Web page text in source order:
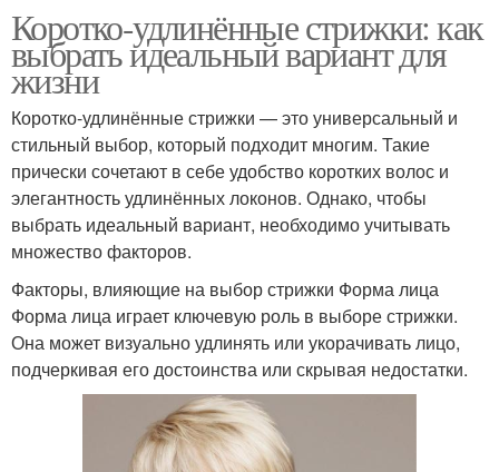
Коротко-удлинённые стрижки: как
выбрать идеальный вариант для
жизни
Коротко-удлинённые стрижки — это универсальный и
стильный выбор, который подходит многим. Такие
прически сочетают в себе удобство коротких волос и
элегантность удлинённых локонов. Однако, чтобы
выбрать идеальный вариант, необходимо учитывать
множество факторов.
Факторы, влияющие на выбор стрижки Форма лица
Форма лица играет ключевую роль в выборе стрижки.
Она может визуально удлинять или укорачивать лицо,
подчеркивая его достоинства или скрывая недостатки.